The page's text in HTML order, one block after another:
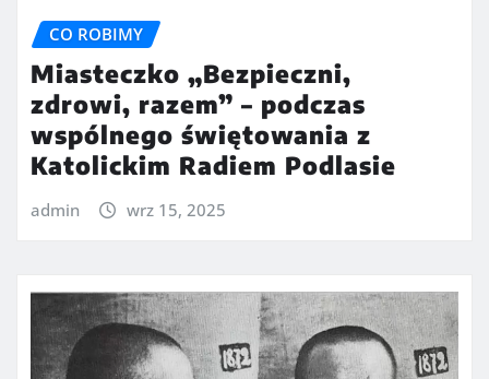
CO ROBIMY
Miasteczko „Bezpieczni,
zdrowi, razem” – podczas
wspólnego świętowania z
Katolickim Radiem Podlasie
admin wrz 15, 2025